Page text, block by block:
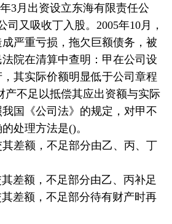
3月出资设立东海有限责任公
司又吸收丁入股。2005年10月，
严重亏损，拖欠巨额债务，被
院在清算中查明：甲在公司设
其实际价额明显低于公司章程
产不足以抵偿其应出资额与实际
国《公司法》的规定，对甲不
处理方法是()。
差额，不足部分由乙、丙、丁
差额，不足部分由乙、丙补足
差额，不足部分待有财产时再